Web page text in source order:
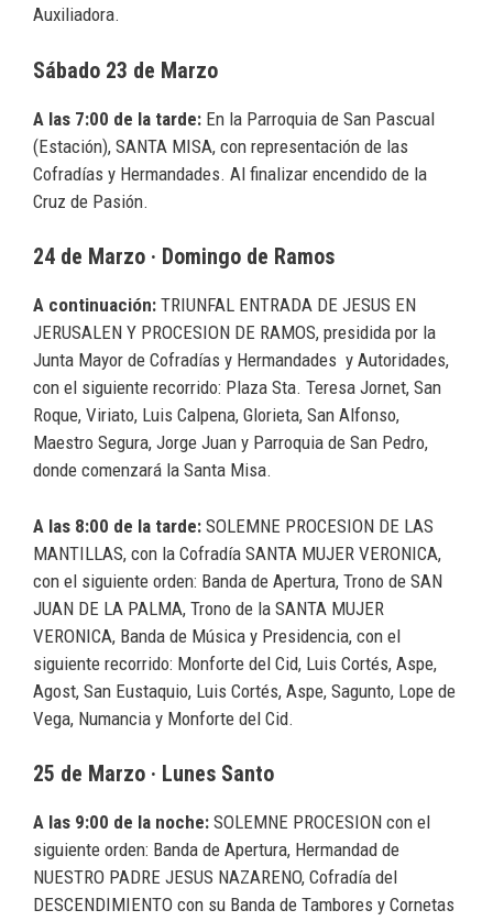
Auxiliadora.
Sábado 23 de Marzo
A las 7:00 de la tarde: En la Parroquia de San Pascual
(Estación), SANTA MISA, con representación de las
Cofradías y Hermandades. Al finalizar encendido de la
Cruz de Pasión.
24 de Marzo · Domingo de Ramos
A continuación: TRIUNFAL ENTRADA DE JESUS EN
JERUSALEN Y PROCESION DE RAMOS, presidida por la
Junta Mayor de Cofradías y Hermandades y Autoridades,
con el siguiente recorrido: Plaza Sta. Teresa Jornet, San
Roque, Viriato, Luis Calpena, Glorieta, San Alfonso,
Maestro Segura, Jorge Juan y Parroquia de San Pedro,
donde comenzará la Santa Misa.
A las 8:00 de la tarde: SOLEMNE PROCESION DE LAS
MANTILLAS, con la Cofradía SANTA MUJER VERONICA,
con el siguiente orden: Banda de Apertura, Trono de SAN
JUAN DE LA PALMA, Trono de la SANTA MUJER
VERONICA, Banda de Música y Presidencia, con el
siguiente recorrido: Monforte del Cid, Luis Cortés, Aspe,
Agost, San Eustaquio, Luis Cortés, Aspe, Sagunto, Lope de
Vega, Numancia y Monforte del Cid.
25 de Marzo · Lunes Santo
A las 9:00 de la noche: SOLEMNE PROCESION con el
siguiente orden: Banda de Apertura, Hermandad de
NUESTRO PADRE JESUS NAZARENO, Cofradía del
DESCENDIMIENTO con su Banda de Tambores y Cornetas